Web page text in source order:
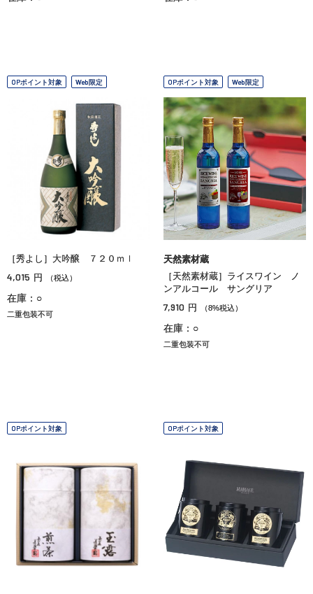
OPポイント対象 Web限定
［秀よし］大吟醸 ７２０ｍｌ
4,015 円 （税込）
在庫：○
二重包装不可
OPポイント対象 Web限定
天然素材蔵
［天然素材蔵］ライスワイン ノ
ンアルコール サングリア
7,910 円 （8%税込）
在庫：○
二重包装不可
OPポイント対象 OPポイント対象